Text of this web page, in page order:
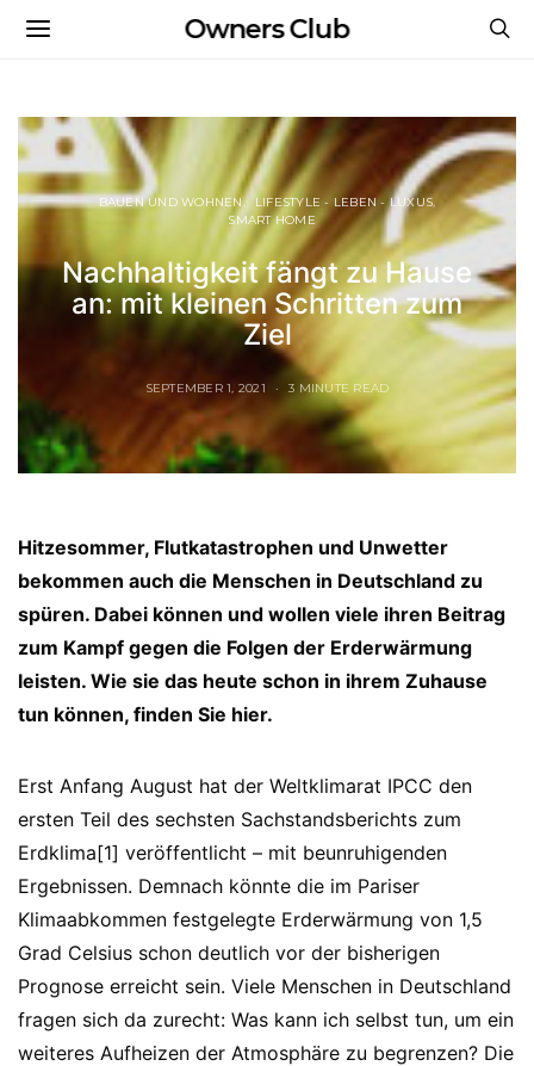
Owners Club
BAUEN UND WOHNEN
LIFESTYLE - LEBEN - LUXUS
SMART HOME
Nachhaltigkeit fängt zu Hause
an: mit kleinen Schritten zum
Ziel
SEPTEMBER 1, 2021 3 MINUTE READ
Hitzesommer, Flutkatastrophen und Unwetter
bekommen auch die Menschen in Deutschland zu
spüren. Dabei können und wollen viele ihren Beitrag
zum Kampf gegen die Folgen der Erderwärmung
leisten. Wie sie das heute schon in ihrem Zuhause
tun können, finden Sie hier.
Erst Anfang August hat der Weltklimarat IPCC den
ersten Teil des sechsten Sachstandsberichts zum
Erdklima[1] veröffentlicht – mit beunruhigenden
Ergebnissen. Demnach könnte die im Pariser
Klimaabkommen festgelegte Erderwärmung von 1,5
Grad Celsius schon deutlich vor der bisherigen
Prognose erreicht sein. Viele Menschen in Deutschland
fragen sich da zurecht: Was kann ich selbst tun, um ein
weiteres Aufheizen der Atmosphäre zu begrenzen? Die